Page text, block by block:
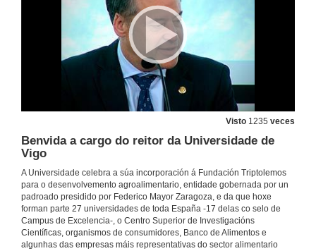
Visto 1235 veces
Benvida a cargo do reitor da Universidade de
Vigo
A Universidade celebra a súa incorporación á Fundación Triptolemos
para o desenvolvemento agroalimentario, entidade gobernada por un
padroado presidido por Federico Mayor Zaragoza, e da que hoxe
forman parte 27 universidades de toda España -17 delas co selo de
Campus de Excelencia-, o Centro Superior de Investigacións
Científicas, organismos de consumidores, Banco de Alimentos e
algunhas das empresas máis representativas do sector alimentario